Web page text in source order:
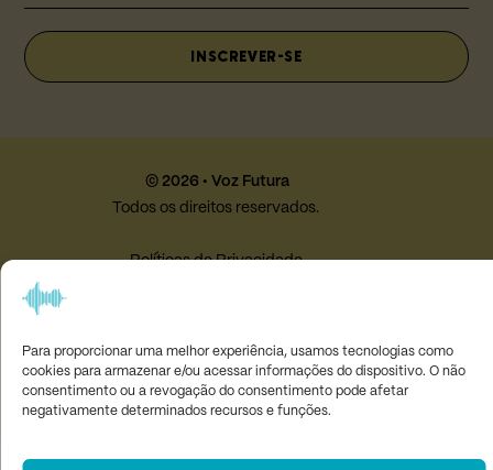
Para proporcionar uma melhor experiência, usamos tecnologias como
cookies para armazenar e/ou acessar informações do dispositivo. O não
consentimento ou a revogação do consentimento pode afetar
negativamente determinados recursos e funções.
INSCREVER-SE
© 2026 • Voz Futura
Todos os direitos reservados.
Políticas de Privacidade